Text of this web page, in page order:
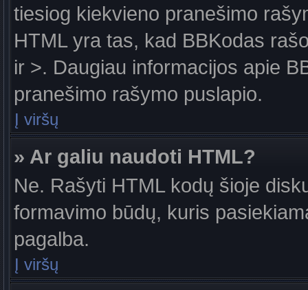
tiesiog kiekvieno pranešimo
HTML yra tas, kad BBKodas
ir >. Daugiau informacijos apie
pranešimo rašymo puslapio.
Į viršų
» Ar galiu naudoti HTML?
Ne. Rašyti HTML kodų šioje
formavimo būdų, kuris
pagalba.
Į viršų